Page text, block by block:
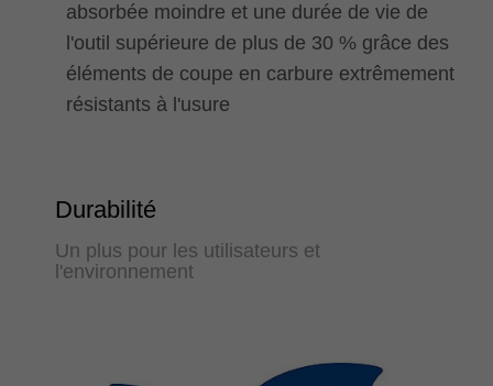
absorbée moindre et une durée de vie de
l'outil supérieure de plus de 30 % grâce des
éléments de coupe en carbure extrêmement
résistants à l'usure
Durabilité
Un plus pour les utilisateurs et
l'environnement